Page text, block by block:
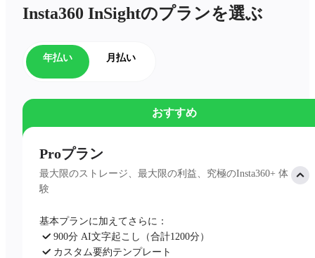
Insta360 InSightのプランを選ぶ
年払い 月払い
おすすめ
Proプラン
最大限のストレージ、最大限の利益、究極のInsta360+ 体
験
基本プランに加えてさらに：
900分 AI文字起こし（合計1200分）
カスタム要約テンプレート